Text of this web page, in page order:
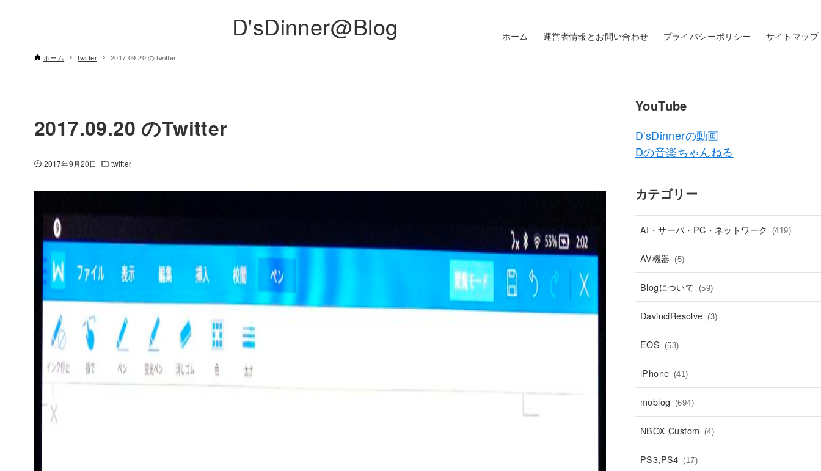
D'sDinner@Blog ホーム 運営者情報とお問い合わせ プライバシーポリシー サイトマップ
ホーム twitter 2017.09.20 のTwitter
2017.09.20 のTwitter
2017年9月20日 twitter
YouTube
D'sDinnerの動画
Dの音楽ちゃんねる
カテゴリー
AI・サーバ・PC・ネットワーク (419)
AV機器 (5)
Blogについて (59)
DavinciResolve (3)
EOS (53)
iPhone (41)
moblog (694)
NBOX Custom (4)
PS3,PS4 (17)